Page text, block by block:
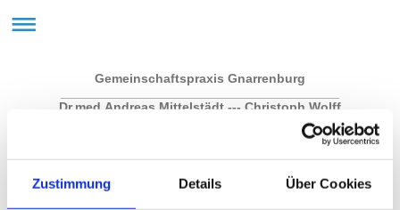
Zustimmung Details Über Cookies
Gemeinschaftspraxis Gnarrenburg
Dr.med.Andreas Mittelstädt --- Christoph Wolff
Dr.med.Maren Prigge (angest. Ärztin)
Allgemeinmedizin Palliativmedizin Chirotherapie Reisemedizin